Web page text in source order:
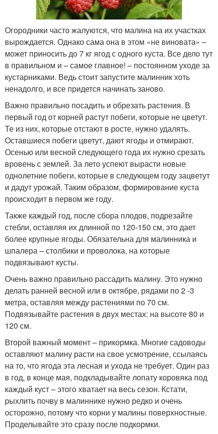
Огородники часто жалуются, что малина на их участках
вырождается. Однако сама она в этом «не виновата» –
может приносить до 7 кг ягод с одного куста. Все дело тут
в правильном и – самое главное! – постоянном уходе за
кустарниками. Ведь стоит запустите малинник хоть
ненадолго, и все придется начинать заново.
Важно правильно посадить и обрезать растения. В
первый год от корней растут побеги, которые не цветут.
Те из них, которые отстают в росте, нужно удалять.
Оставшиеся побеги цветут, дают ягоды и отмирают.
Осенью или весной следующего года их нужно срезать
вровень с землей. За лето успеют вырасти новые
однолетние побеги, которые в следующем году зацветут
и дадут урожай. Таким образом, формирование куста
происходит в первом же году.
Также каждый год, после сбора плодов, подрезайте
стебли, оставляя их длинной по 120-150 см, это дает
более крупные ягоды. Обязательна для малинника и
шпалера – столбики и проволока, на которые
подвязывают кусты.
Очень важно правильно рассадить малину. Это нужно
делать ранней весной или в октябре, рядами по 2 -3
метра, оставляя между растениями по 70 см.
Подвязывайте растения в двух местах: на высоте 80 и
120 см.
Второй важный момент – прикормка. Многие садоводы
оставляют малину расти на свое усмотрение, ссылаясь
на то, что ягода эта лесная и ухода не требует. Один раз
в год, в конце мая, подкладывайте лопату коровяка под
каждый куст – этого хватает на весь сезон. Кстати,
рыхлить почву в малиннике нужно редко и очень
осторожно, потому что корни у малины поверхностные.
Проделывайте это сразу после подкормки.